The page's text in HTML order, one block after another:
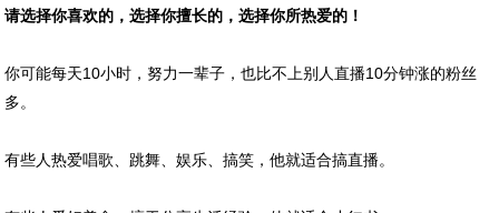
请选择你喜欢的，选择你擅长的，选择你所热爱的！
你可能每天10小时，努力一辈子，也比不上别人直播10分钟涨的粉丝
多。
有些人热爱唱歌、跳舞、娱乐、搞笑，他就适合搞直播。